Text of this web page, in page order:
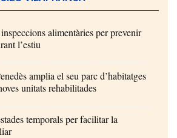
alimentàries per prevenir
l’estiu
amplia el seu parc d’habitatges
unitats rehabilitades
temporals per facilitar la